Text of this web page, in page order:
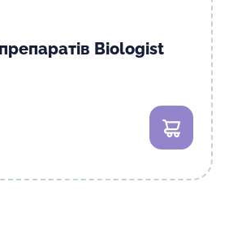
Biologist
В кошик